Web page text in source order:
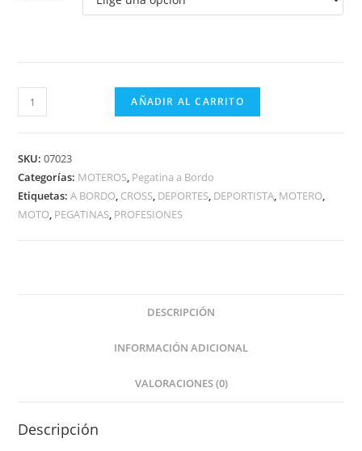
MOTERO
CROSS
A
BORDO
cantidad
AÑADIR AL CARRITO
SKU:07023
Categorías: MOTEROS, Pegatina a Bordo
Etiquetas:A BORDO, CROSS, DEPORTES, DEPORTISTA, MOTERO,
MOTO, PEGATINAS, PROFESIONES
DESCRIPCIÓN
INFORMACIÓN ADICIONAL
VALORACIONES (0)
Descripción